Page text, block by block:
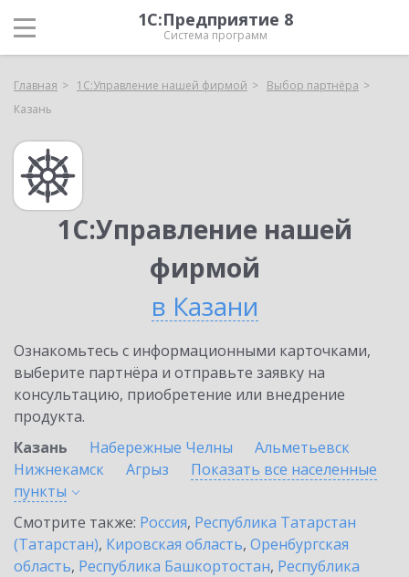
1С:Предприятие 8
Система программ
Главная 1С:Управление нашей фирмой
Выбор партнёра
Казань
1С:Управление нашей
фирмой
в Казани
Ознакомьтесь с информационными карточками,
выберите партнёра и отправьте заявку на
консультацию, приобретение или внедрение
продукта.
Казань
Набережные Челны
Альметьевск
Нижнекамск
Агрыз
Показать все населенные
пункты
Смотрите также: Россия, Республика Татарстан
(Татарстан), Кировская область, Оренбургская
область, Республика Башкортостан, Республика